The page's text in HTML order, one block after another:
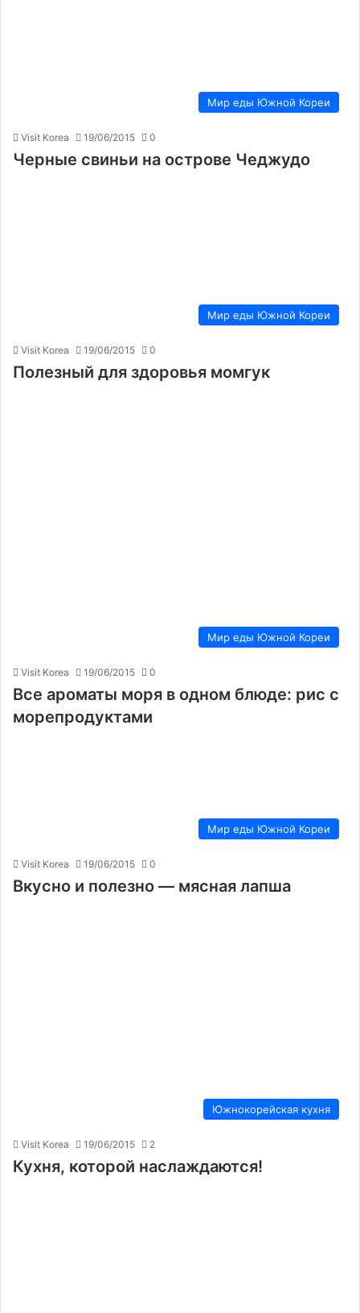
Мир еды Южной Кореи
Visit Korea 19/06/2015 0
Черные свиньи на острове Чеджудо
Мир еды Южной Кореи
Visit Korea 19/06/2015 0
Полезный для здоровья момгук
Мир еды Южной Кореи
Visit Korea 19/06/2015 0
Все ароматы моря в одном блюде: рис с
морепродуктами
Мир еды Южной Кореи
Visit Korea 19/06/2015 0
Вкусно и полезно — мясная лапша
Южнокорейская кухня
Visit Korea 19/06/2015 2
Кухня, которой наслаждаются!